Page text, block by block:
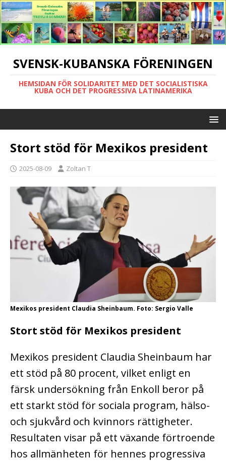
SVENSK-KUBANSKA FÖRENINGEN
HEMSIDAN FÖR SOLIDARITET MED DET SOCIALISTISKA
KUBA OCH DET PROGRESSIVA LATINAMERIKA
Stort stöd för Mexikos president
2025-08-09 Zoltan T
Mexikos president Claudia Sheinbaum. Foto: Sergio Valle
Stort stöd för Mexikos president
Mexikos president Claudia Sheinbaum har
ett stöd på 80 procent, vilket enligt en
färsk undersökning från Enkoll beror på
ett starkt stöd för sociala program, hälso-
och sjukvård och kvinnors rättigheter.
Resultaten visar på ett växande förtroende
hos allmänheten för hennes progressiva